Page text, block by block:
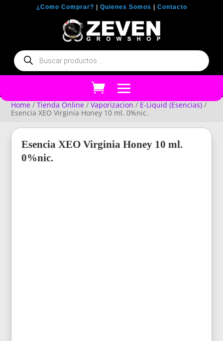
¿Como Comprar? Quienes Somos Contacto
Búsqueda
de
productos
Home /Tienda Online /Vaporizacion / E-Liquid (Esencias) /
Esencia XEO Virginia Honey 10 ml. 0%nic.
Esencia XEO Virginia Honey 10 ml.
0%nic.